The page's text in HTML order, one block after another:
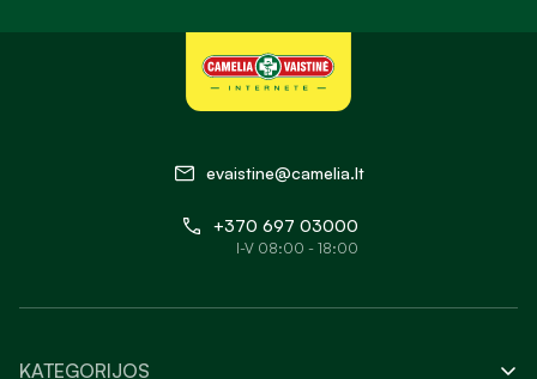
evaistine@camelia.lt
+370 697 03000
I-V 08:00 - 18:00
KATEGORIJOS